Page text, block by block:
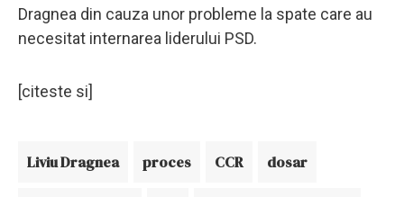
Dragnea din cauza unor probleme la spate care au
necesitat internarea liderului PSD.
[citeste si]
Liviu Dragnea proces CCR dosar